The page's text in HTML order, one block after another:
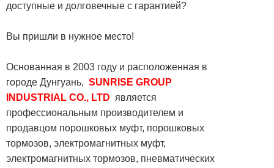
доступные и долговечные с гарантией?
Вы пришли в нужное место!
Основанная в 2003 году и расположенная в
городе Дунгуань, SUNRISE GROUP
INDUSTRIAL CO., LTD является
профессиональным производителем и
продавцом порошковых муфт, порошковых
тормозов, электромагнитных муфт,
электромагнитных тормозов, пневматических